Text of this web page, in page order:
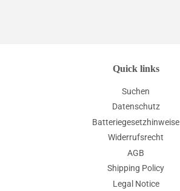
Quick links
Suchen
Datenschutz
Batteriegesetzhinweise
Widerrufsrecht
AGB
Shipping Policy
Legal Notice